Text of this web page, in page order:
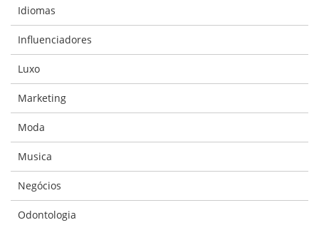
Idiomas
Influenciadores
Luxo
Marketing
Moda
Musica
Negócios
Odontologia